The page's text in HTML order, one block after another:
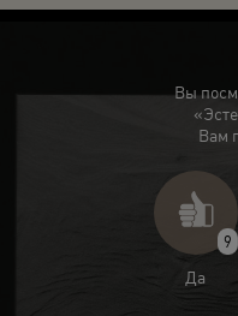
Вы
Вам
9
Да